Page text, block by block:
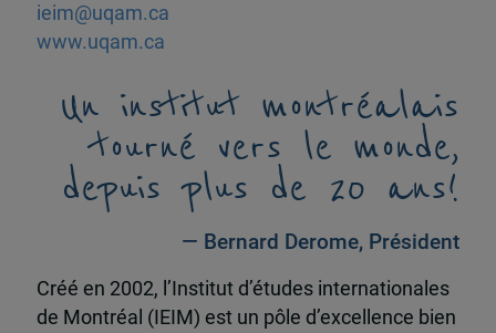
ieim@uqam.ca
www.uqam.ca
Un institut montréalais
tourné vers le monde,
depuis plus de 20 ans!
— Bernard Derome, Président
Créé en 2002, l’Institut d’études internationales
de Montréal (IEIM) est un pôle d’excellence bien